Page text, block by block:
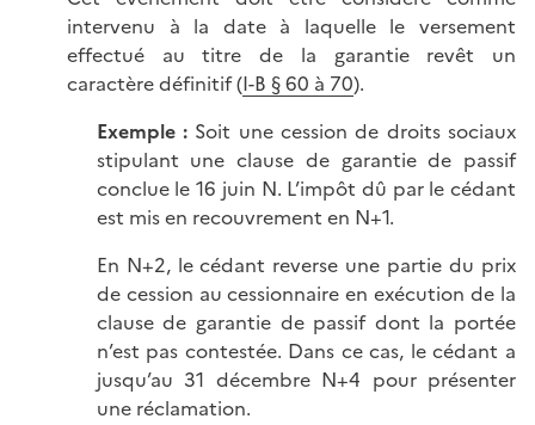
intervenu à la date à laquelle le versement
effectué au titre de la garantie revêt un
caractère définitif (I-B § 60 à 70).
Exemple : Soit une cession de droits sociaux
stipulant une clause de garantie de passif
conclue le 16 juin N. L’impôt dû par le cédant
est mis en recouvrement en N+1.
En N+2, le cédant reverse une partie du prix
de cession au cessionnaire en exécution de la
clause de garantie de passif dont la portée
n’est pas contestée. Dans ce cas, le cédant a
jusqu’au 31 décembre N+4 pour présenter
une réclamation.